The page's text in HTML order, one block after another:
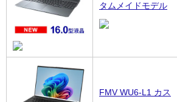
タムメイドモデル
FMV WU6-L1 カス